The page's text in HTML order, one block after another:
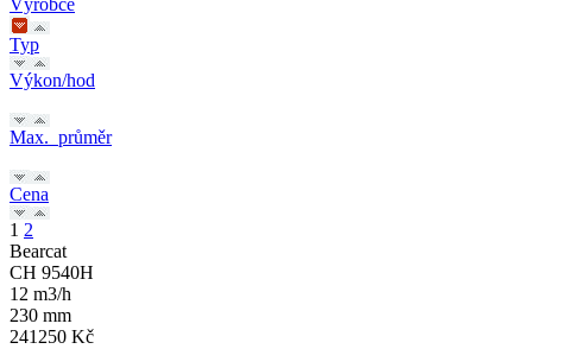
Výrobce
Typ
Výkon/hod
Max._průměr
Cena
1 2
Bearcat
CH 9540H
12 m3/h
230 mm
241250 Kč